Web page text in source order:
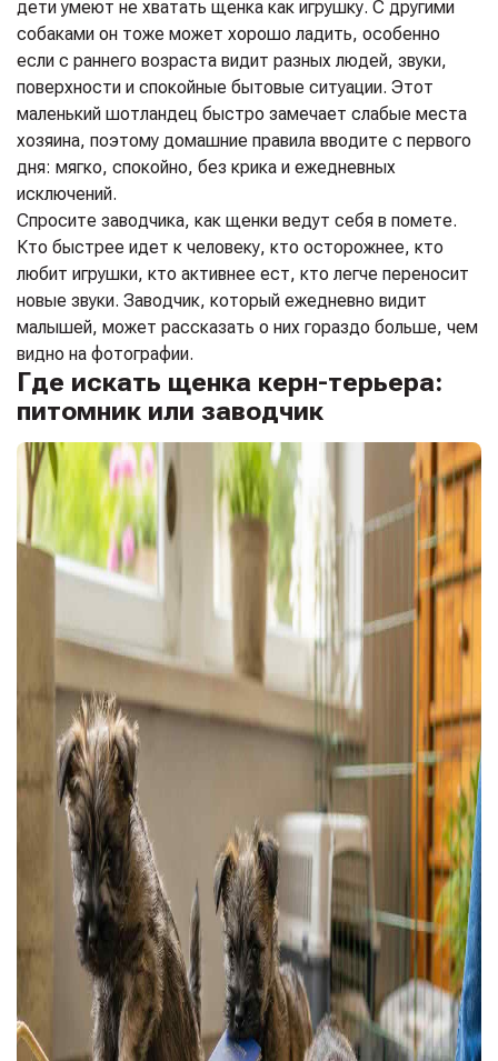
дети умеют не хватать щенка как игрушку. С другими
собаками он тоже может хорошо ладить, особенно
если с раннего возраста видит разных людей, звуки,
поверхности и спокойные бытовые ситуации. Этот
маленький шотландец быстро замечает слабые места
хозяина, поэтому домашние правила вводите с первого
дня: мягко, спокойно, без крика и ежедневных
исключений.
Спросите заводчика, как щенки ведут себя в помете.
Кто быстрее идет к человеку, кто осторожнее, кто
любит игрушки, кто активнее ест, кто легче переносит
новые звуки. Заводчик, который ежедневно видит
малышей, может рассказать о них гораздо больше, чем
видно на фотографии.
Где искать щенка керн-терьера:
питомник или заводчик